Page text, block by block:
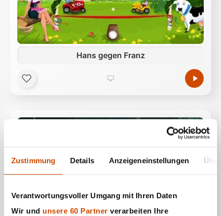
Zustimmung Details Anzeigeneinstellungen
Verantwortungsvoller Umgang mit Ihren Daten
Wir und unsere 60 Partner verarbeiten Ihre
Hans gegen Franz